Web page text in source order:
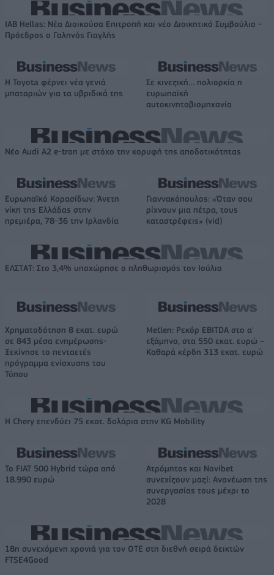
IAB Hellas: Νέα Διοικούσα Επιτροπή και νέο Διοικητικό Συμβούλιο -
Πρόεδρος ο Γαληνός Γιαγλής
Η Toyota φέρνει νέα γενιά
μπαταριών για τα υβριδικά της
Σε κινεζική… πολιορκία η
ευρωπαϊκή
αυτοκινητοβιομηχανία
Νέο Audi A2 e-tron με στόχο την κορυφή της αποδοτικότητας
Ευρωπαϊκό Κορασίδων: Άνετη
νίκη της Ελλάδας στην
πρεμιέρα, 78-36 την Ιρλανδία
Γιαννακόπουλος: «Όταν σου
ρίχνουν μια πέτρα, τους
καταστρέφεις» (vid)
ΕΛΣΤΑΤ: Στο 3,4% υποχώρησε ο πληθωρισμός τον Ιούλιο
Χρηματοδότηση 8 εκατ. ευρώ
σε 843 μέσα ενημέρωσης-
Ξεκίνησε το πενταετές
πρόγραμμα ενίσχυσης του
Τύπου
Metlen: Ρεκόρ EBITDA στο α'
εξάμηνο, στα 550 εκατ. ευρώ –
Καθαρά κέρδη 313 εκατ. ευρώ
Η Chery επενδύει 75 εκατ. δολάρια στην KG Mobility
Το FIAT 500 Hybrid τώρα από
18.990 ευρώ
Ατρόμητος και Novibet
συνεχίζουν μαζί: Ανανέωση της
συνεργασίας τους μέχρι το
2028
18η συνεχόμενη χρονιά για τον ΟΤΕ στη διεθνή σειρά δεικτών
FTSE4Good